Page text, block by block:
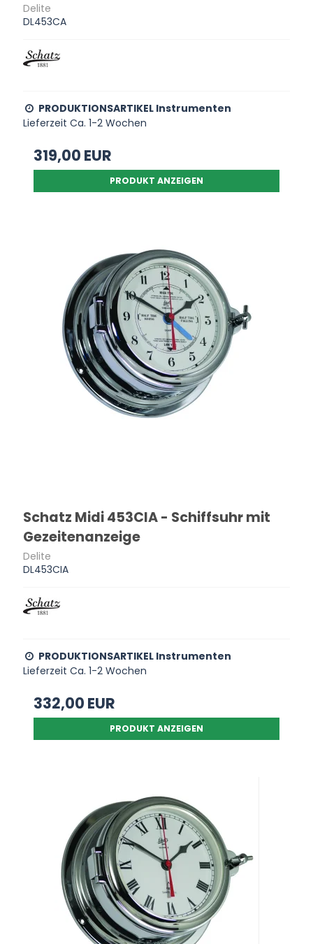
Delite
DL453CA
PRODUKTIONSARTIKEL Instrumenten
Lieferzeit Ca. 1-2 Wochen
319,00 EUR
PRODUKT ANZEIGEN
Schatz Midi 453CIA - Schiffsuhr mit
Gezeitenanzeige
Delite
DL453CIA
PRODUKTIONSARTIKEL Instrumenten
Lieferzeit Ca. 1-2 Wochen
332,00 EUR
PRODUKT ANZEIGEN